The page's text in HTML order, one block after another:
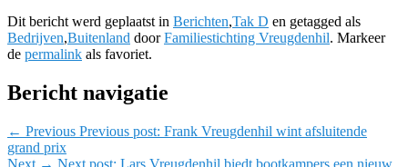
Dit bericht werd geplaatst in Berichten,Tak D en getagged als
Bedrijven,Buitenland doorFamiliestichting Vreugdenhil. Markeer
de permalink als favoriet.
Bericht navigatie
← Previous Previous post: Frank Vreugdenhil wint afsluitende
grand prix
Next → Next post: Lars Vreugdenhil biedt bootkampers een nieuw